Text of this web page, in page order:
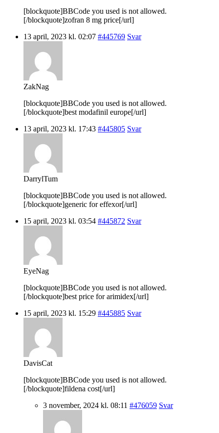
[blockquote]BBCode you used is not allowed.
[/blockquote]zofran 8 mg price[/url]
13 april, 2023 kl. 02:07 #445769 Svar
ZakNag
[blockquote]BBCode you used is not allowed.
[/blockquote]best modafinil europe[/url]
13 april, 2023 kl. 17:43 #445805 Svar
DarrylTum
[blockquote]BBCode you used is not allowed.
[/blockquote]generic for effexor[/url]
15 april, 2023 kl. 03:54 #445872 Svar
EyeNag
[blockquote]BBCode you used is not allowed.
[/blockquote]best price for arimidex[/url]
15 april, 2023 kl. 15:29 #445885 Svar
DavisCat
[blockquote]BBCode you used is not allowed.
[/blockquote]fildena cost[/url]
3 november, 2024 kl. 08:11 #476059 Svar